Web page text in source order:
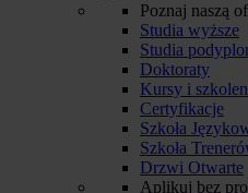
Poznaj naszą
Studia wyższe
Studia
Doktoraty
Kursy i
Certyfikacje
Szkoła
Szkoła
Drzwi Otwarte
Aplikuj bez